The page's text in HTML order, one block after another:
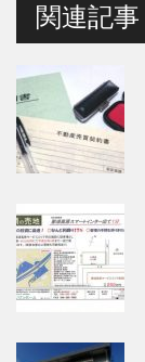
関連記事